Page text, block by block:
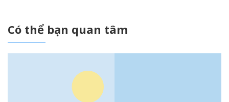
Có thể bạn quan tâm